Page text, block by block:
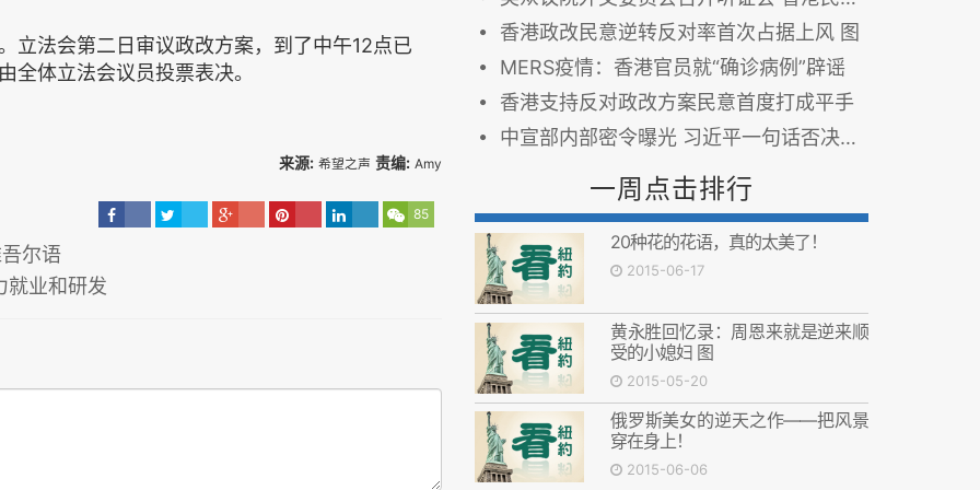
立法会第二日审议政改方案，到了中午12点已
全体立法会议员投票表决。
来源: 希望之声 责编: Amy
85
尔语
就业和研发
香港政改民意逆转反对率首次占据上风 图
MERS疫情：香港官员就“确诊病例”辟谣
香港支持反对政改方案民意首度打成平手
中宣部内部密令曝光 习近平一句话否决刘云山
一周点击排行
20种花的花语，真的太美了！
2015-06-17
黄永胜回忆录：周恩来就是逆来顺
受的小媳妇 图
2015-05-20
俄罗斯美女的逆天之作——把风景
穿在身上！
2015-06-06